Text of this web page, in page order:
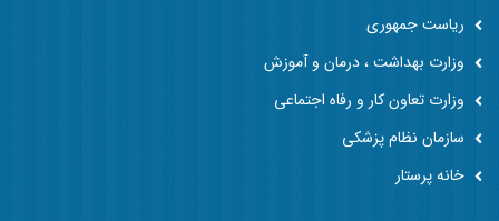
ریاست جمهوری
وزارت بهداشت ، درمان و آموزش
وزارت تعاون کار و رفاه اجتماعی
سازمان نظام پزشکی
خانه پرستار